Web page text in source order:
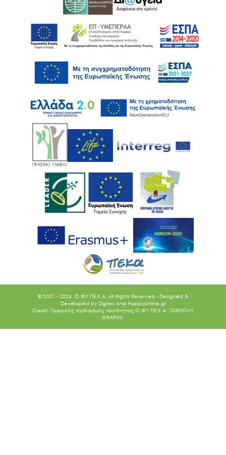
© 2021 - 2026. O.ΦΥ.ΠΕ.Κ.Α. All Rights Reserved - Designed &
Developed by Digilex and Happyonline.gr
Credit: Γραφικός σχεδιασμός ταυτότητας Ο.ΦΥ.ΠΕ.Κ.Α.: GROOVY
GRAPHX.